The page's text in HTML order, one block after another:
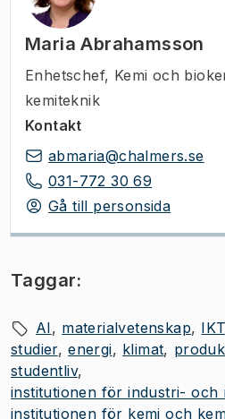
Maria Abrahamsson
Enhetschef, Kemi och
kemiteknik
Kontakt
abmaria@chalmers.se
031-772 30 69
Gå till personsida
Taggar:
AI materialvetenskap IKT
studier energi klimat
studentliv
institutionen för industri- och
institutionen för kemi och